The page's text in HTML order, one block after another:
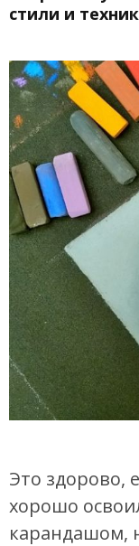
стили и
Это здорово,
хорошо
карандашом,